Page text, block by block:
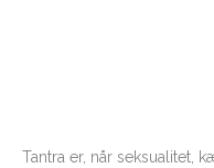
Tantra er, når seksualitet,